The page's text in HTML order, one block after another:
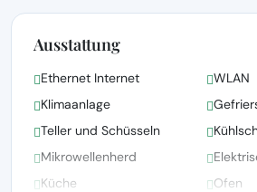
Ausstattung
Ethernet Internet
WLAN
Klimaanlage
Teller und Schüsseln
Mikrowellenherd
Küche
Ofen